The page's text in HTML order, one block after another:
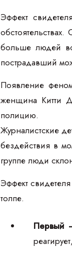
Эффект
больше людей
пострадавший
Появление
женщина Китти
полицию.
Журналистские
бездействия в
группе люди
Эффект
толпе.
Первый